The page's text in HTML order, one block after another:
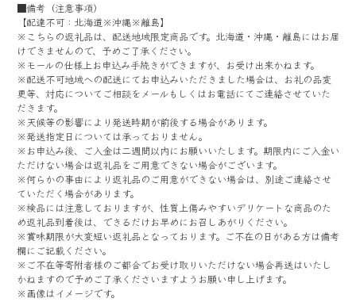
■備考（注意事項）
【配達不可：北海道※沖縄※離島】
※こちらの返礼品は、配送地域限定商品です。北海道・沖縄・離島にはお届
けできませんので、予めご了承ください。
※モールの仕様上お申込み手続きができますが、お受け出来かねます。
※配送不可地域への配送にてお申込みいただきました場合は、お礼の品変
更等、対応についてご相談をメールもしくはお電話にてご連絡させていた
だきます。
※天候等の影響により発送時期が前後する場合があります。
※発送指定日については承っておりません。
※お申込み後、ご入金は二週間以内にお願いいたします。期限内にご入金い
ただけない場合は返礼品をご用意できない場合がございます。
※何らかの事由により返礼品のご用意ができない場合は、別途ご連絡させ
ていただく場合があります。
※検品には注意しておりますが、性質上傷みやすいデリケートな商品のた
め返礼品到着後は、できるだけお早めにお召しあがりください。
※賞味期限が大変短い返礼品となっております。ご不在の日がある方は備考
欄にご記載ください。
※ご不在等寄附者様のご都合でお受け取りいただけない場合再送はいたし
かねますので予めご了承くださいますようお願い申し上げます。
※画像はイメージです。